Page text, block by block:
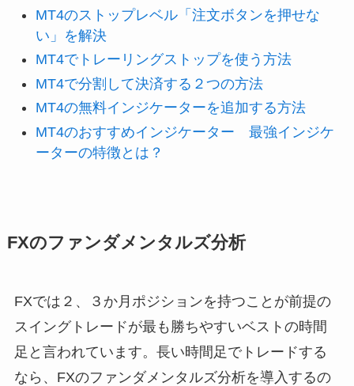
MT4のストップレベル「注文ボタンを押せな
い」を解決
MT4でトレーリングストップを使う方法
MT4で分割して決済する２つの方法
MT4の無料インジケーターを追加する方法
MT4のおすすめインジケーター 最強インジケ
ーターの特徴とは？
FXのファンダメンタルズ分析
FXでは２、３か月ポジションを持つことが前提の
スイングトレードが最も勝ちやすいベストの時間
足と言われています。長い時間足でトレードする
なら、FXのファンダメンタルズ分析を導入するの